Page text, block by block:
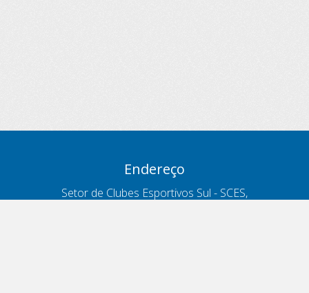
Endereço
Setor de Clubes Esportivos Sul - SCES,